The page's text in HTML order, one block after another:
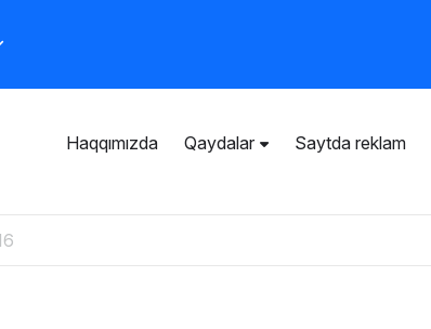
Haqqımızda Qaydalar Saytda reklam